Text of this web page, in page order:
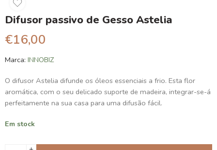
Difusor passivo de Gesso Astelia
€16,00
Marca: INNOBIZ
O difusor Astelia difunde os óleos essenciais a frio. Esta flor
aromática, com o seu delicado suporte de madeira, integrar-se-á
perfeitamente na sua casa para uma difusão fácil.
Em stock